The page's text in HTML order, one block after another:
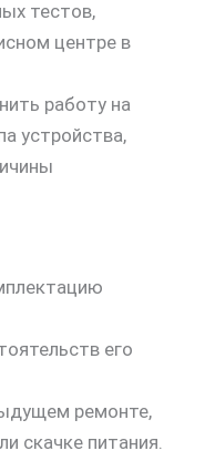
тестов,
центре в
работу на
устройства,
его
ремонте,
скачке питания.